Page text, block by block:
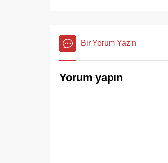
Bir Yorum Yazın
Yorum yapın